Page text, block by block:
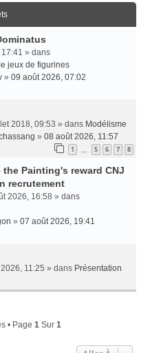
» dans
jeux de figurines
» 09 août 2026, 07:02
2018, 09:53 » dans Modélisme
» 08 août 2026, 11:57
1 5 6 7 8
Painting's reward CNJ
recrutement
2026, 16:58 » dans
» 07 août 2026, 19:41
11:25 » dans Présentation
• Page 1Sur 1